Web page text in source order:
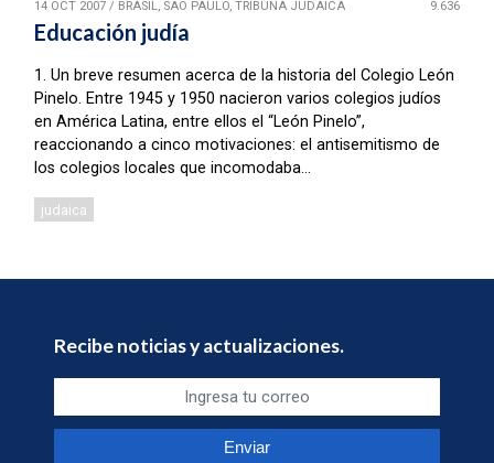
14 OCT 2007/ BRASIL, SAO PAULO, TRIBUNA JUDAICA 9.636
Educación judía
1. Un breve resumen acerca de la historia del Colegio León
Pinelo. Entre 1945 y 1950 nacieron varios colegios judíos
en América Latina, entre ellos el “León Pinelo”,
reaccionando a cinco motivaciones: el antisemitismo de
los colegios locales que incomodaba...
judaica
Recibe noticias y actualizaciones.